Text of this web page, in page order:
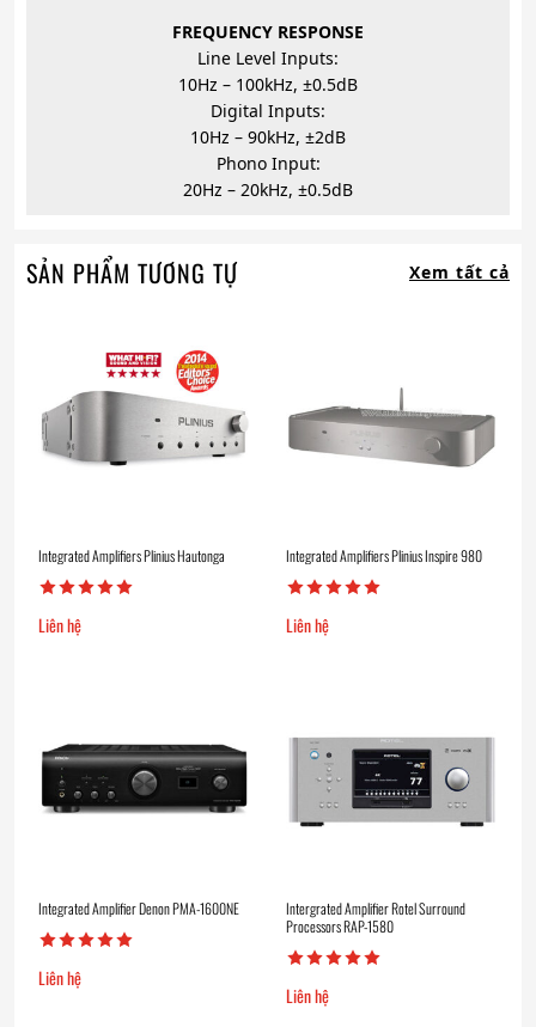
FREQUENCY RESPONSE
Line Level Inputs:
10Hz – 100kHz, ±0.5dB
Digital Inputs:
10Hz – 90kHz, ±2dB
Phono Input:
20Hz – 20kHz, ±0.5dB
SẢN PHẨM TƯƠNG TỰ Xem tất cả
Integrated Amplifiers Plinius Hautonga
Liên hệ
Integrated Amplifiers Plinius Inspire 980
Liên hệ
Integrated Amplifier Denon PMA-1600NE
Liên hệ
Intergrated Amplifier Rotel Surround
Processors RAP-1580
Liên hệ